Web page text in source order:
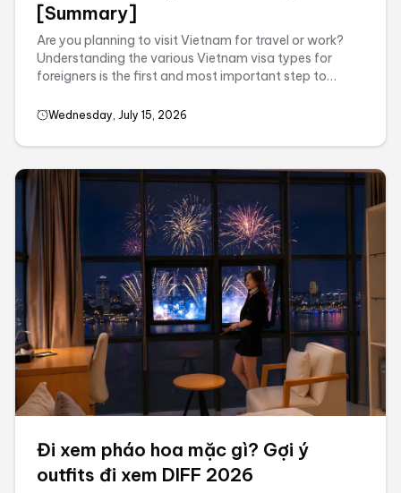
[Summary]
Are you planning to visit Vietnam for travel or work?
Understanding the various Vietnam visa types for
foreigners is the first and most important step to
Wednesday, July 15, 2026
Đi xem pháo hoa mặc gì? Gợi ý
outfits đi xem DIFF 2026